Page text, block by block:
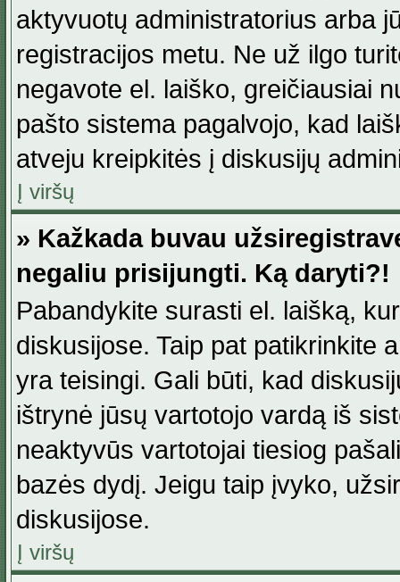
aktyvuotų administratorius arba
registracijos metu. Ne už ilgo
negavote el. laiško, greičiausiai
pašto sistema pagalvojo, kad
atveju kreipkitės į diskusijų
Į viršų
» Kažkada buvau
negaliu prisijungti. Ką daryti?!
Pabandykite surasti el. laišką,
diskusijose. Taip pat patikrinkite
yra teisingi. Gali būti, kad
ištrynė jūsų vartotojo vardą iš
neaktyvūs vartotojai tiesiog
bazės dydį. Jeigu taip įvyko,
diskusijose.
Į viršų